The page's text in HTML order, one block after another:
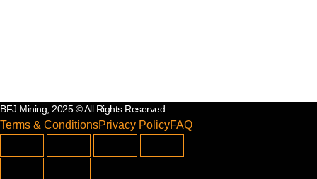
BFJ Mining, 2025 © All Rights Reserved.
Terms & ConditionsPrivacy PolicyFAQ